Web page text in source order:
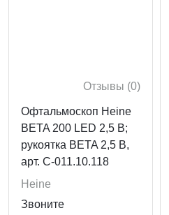
Отзывы (0)
Офтальмоскоп Heine
BETA 200 LED 2,5 В;
рукоятка BETA 2,5 В,
арт. C-011.10.118
Heine
Звоните